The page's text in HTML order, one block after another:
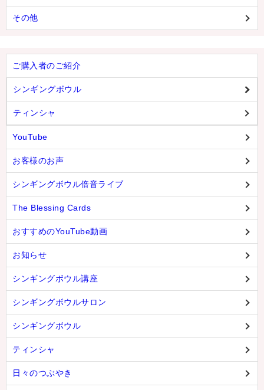
その他
ご購入者のご紹介
シンギングボウル
ティンシャ
YouTube
お客様のお声
シンギングボウル倍音ライブ
The Blessing Cards
おすすめのYouTube動画
お知らせ
シンギングボウル講座
シンギングボウルサロン
シンギングボウル
ティンシャ
日々のつぶやき